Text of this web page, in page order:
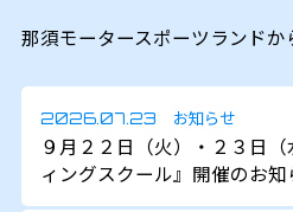
那須モータースポーツランドか
2026.07.23 お知らせ
９月２２日（火）・２３日
ィングスクール』開催のお知